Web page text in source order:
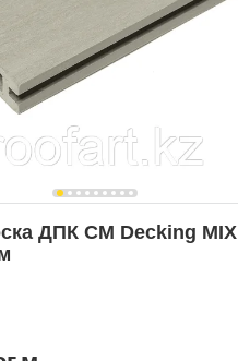
ДПК CM Decking MIX